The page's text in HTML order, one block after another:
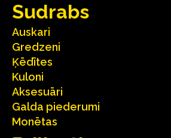
Sudrabs
Auskari
Gredzeni
Ķēdītes
Kuloni
Aksesuāri
Galda piederumi
Monētas